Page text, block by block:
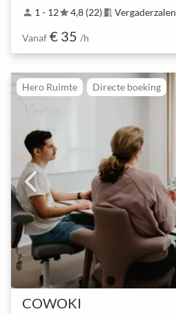
person 1 - 12star4,8 (22) meeting_room Vergaderzalen
Vanaf € 35 /h
Hero Ruimte Directe boeking
COWOKI